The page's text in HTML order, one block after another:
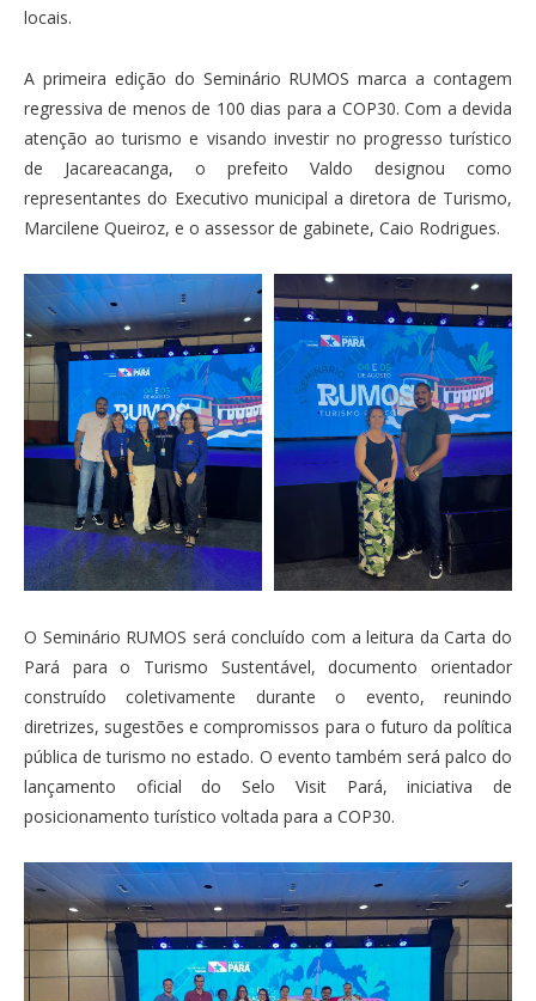
locais.
A primeira edição do Seminário RUMOS marca a contagem
regressiva de menos de 100 dias para a COP30. Com a devida
atenção ao turismo e visando investir no progresso turístico
de Jacareacanga, o prefeito Valdo designou como
representantes do Executivo municipal a diretora de Turismo,
Marcilene Queiroz, e o assessor de gabinete, Caio Rodrigues.
O Seminário RUMOS será concluído com a leitura da Carta do
Pará para o Turismo Sustentável, documento orientador
construído coletivamente durante o evento, reunindo
diretrizes, sugestões e compromissos para o futuro da política
pública de turismo no estado. O evento também será palco do
lançamento oficial do Selo Visit Pará, iniciativa de
posicionamento turístico voltada para a COP30.